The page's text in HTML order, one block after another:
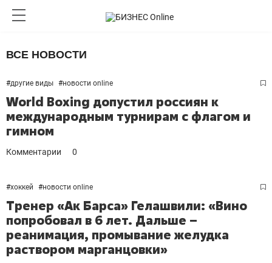
ВСЕ НОВОСТИ
#другие виды #новости online
World Boxing допустил россиян к
международным турнирам с флагом и
гимном
Комментарии 0
#хоккей #новости online
Тренер «Ак Барса» Гелашвили: «Вино
попробовал в 6 лет. Дальше –
реанимация, промывание желудка
раствором марганцовки»